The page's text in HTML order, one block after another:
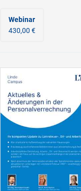
Webinar
430,00 €